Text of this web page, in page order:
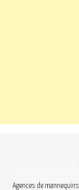
Agences de mannequins